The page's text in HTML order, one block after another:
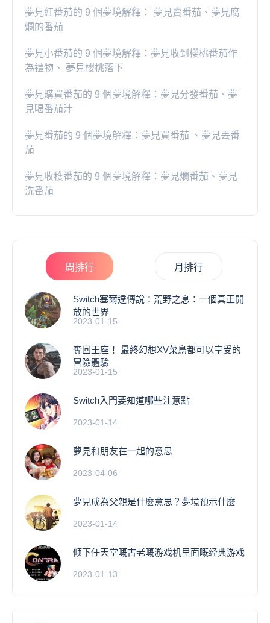
夢見紅番茄的 9 個夢境解釋： 夢見賣番茄、夢見腐
爛的番茄
​夢見小番茄的 9 個夢境解釋：夢見收到櫻桃番茄作
為禮物、 夢見櫻桃落下
夢見購買番茄的 9 個夢境解釋：夢見分發番茄、夢
見喝番茄汁
夢見番茄的 9 個夢境解釋：夢見買番茄 、夢見丟番
茄
夢見收穫番茄的 9 個夢境解釋：夢見爛番茄、夢見
洗番茄
周排行 月排行
Switch塞爾達傳說：荒野之息：一個真正開
放的世界
2023-01-15
奪回王座！ 最終幻想XV菜鳥都可以享受的
冒險體驗
2023-01-15
Switch入門要知道哪些注意點
2023-01-14
夢見和朋友在一起的意思
2023-04-06
夢見成為父親是什麼意思？夢境預示什麼
2023-01-14
倾下任天堂嘅古老嘅游戏机里面嘅经典游戏
2023-01-13